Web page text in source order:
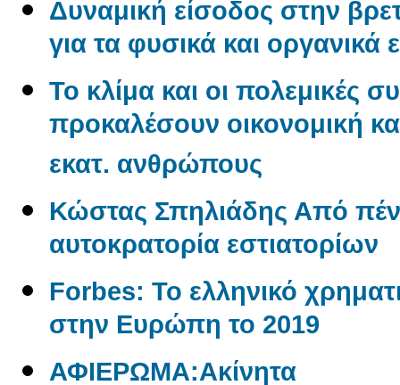
Δυναμική είσοδος στην
για τα φυσικά και οργανικά
Το κλίμα και οι πολεμικές
προκαλέσουν οικονομική
εκατ. ανθρώπους
Κώστας Σπηλιάδης Από
αυτοκρατορία εστιατορίων
Forbes: Το ελληνικό
στην Ευρώπη το 2019
ΑΦΙΕΡΩΜΑ:Aκίνητα